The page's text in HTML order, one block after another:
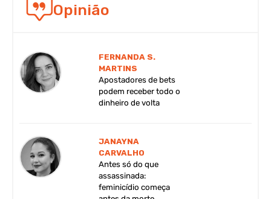
Opinião
FERNANDA S.
MARTINS
Apostadores de bets
podem receber todo o
dinheiro de volta
JANAYNA
CARVALHO
Antes só do que
assassinada:
feminicídio começa